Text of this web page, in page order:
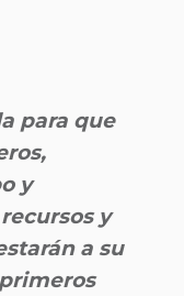
para que
y
y
a su